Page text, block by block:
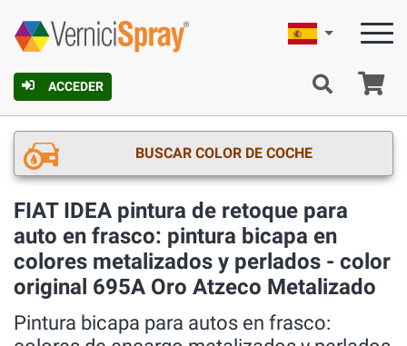
ACCEDER
Español
BUSCAR COLOR DE COCHE
FIAT IDEA pintura de retoque para
auto en frasco: pintura bicapa en
colores metalizados y perlados - color
original 695A Oro Atzeco Metalizado
Pintura bicapa para autos en frasco: